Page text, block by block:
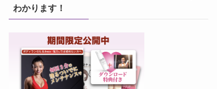
わかります！